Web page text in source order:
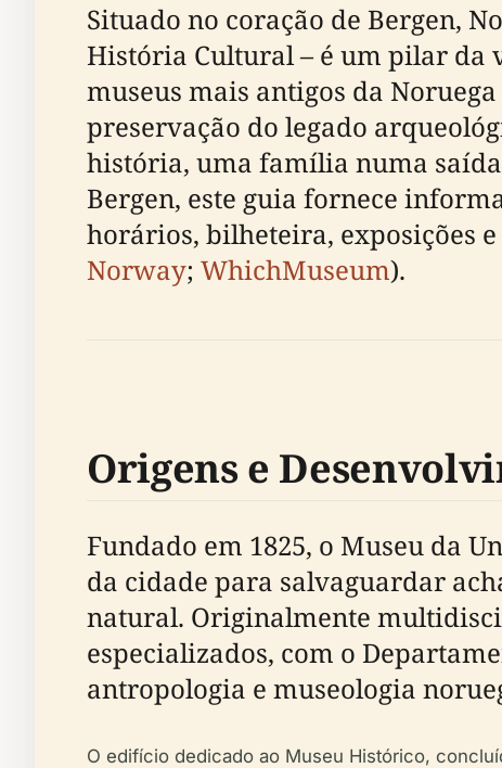
Situado no coração de Bergen,
História Cultural – é um pilar da
museus mais antigos da
preservação do legado
história, uma família numa
Bergen, este guia fornece
horários, bilheteira, exposições
Norway; WhichMuseum).
Origens e
Fundado em 1825, o Museu da
da cidade para salvaguardar
natural. Originalmente
especializados, com o
antropologia e museologia
O edifício dedicado ao Museu Histórico,